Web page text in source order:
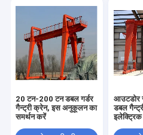
20 टन-200 टन डबल गर्डर
गैन्ट्री क्रेन, इस अनुकूलन का
समर्थन करें
आउटडोर
डबल